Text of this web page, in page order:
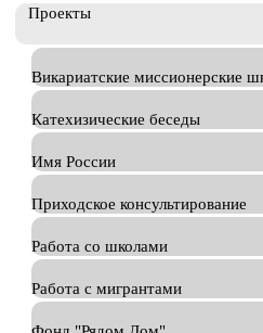
Проекты
Викариатские миссионерские
Катехизические беседы
Имя России
Приходское консультирование
Работа со школами
Работа с мигрантами